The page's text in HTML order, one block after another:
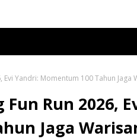
Evi Yandri: Momentum 100 Tahun Jaga
Run 2026,
Jaga